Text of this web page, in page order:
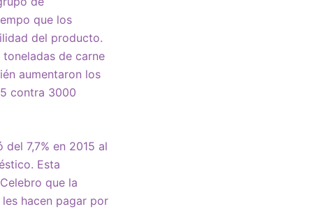
que los
del producto.
de carne
aumentaron los
contra 3000
7,7% en 2015 al
Esta
que la
hacen pagar por